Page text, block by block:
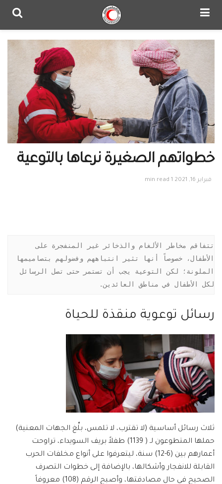
خطواتهم الصغيرة نرعاها بالتوعية
فبراير 16, 2021 1 min read
تتفاقم مخاطر الألغام والذخائر غير المنفجرة على
لكل الأطفال في مناطق العائدين.
رسائل توعوية منقذة للحياة
ثلاث رسائل أساسية (لا تقترب، لا تلمس، بلِّغ الجهات المعنية)
حملها المتطوعون لـ ( 1139) طفلاً بريف السويداء، تراوحت
أعمارهم بين (6-12) سنة، ليتعرفوا على أنواع مخلفات الحرب
القابلة للانفجار وأشكالها، بالإضافة إلى خطوات التصرف
الصحيح في حال مصادفتها، وأصبح الرقم (108) معروفاً